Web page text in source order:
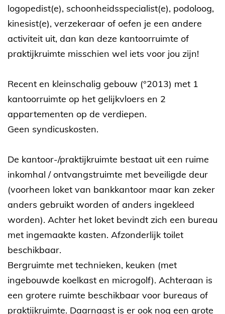
logopedist(e), schoonheidsspecialist(e), podoloog,
kinesist(e), verzekeraar of oefen je een andere
activiteit uit, dan kan deze kantoorruimte of
praktijkruimte misschien wel iets voor jou zijn!
Recent en kleinschalig gebouw (°2013) met 1
kantoorruimte op het gelijkvloers en 2
appartementen op de verdiepen.
Geen syndicuskosten.
De kantoor-/praktijkruimte bestaat uit een ruime
inkomhal / ontvangstruimte met beveiligde deur
(voorheen loket van bankkantoor maar kan zeker
anders gebruikt worden of anders ingekleed
worden). Achter het loket bevindt zich een bureau
met ingemaakte kasten. Afzonderlijk toilet
beschikbaar.
Bergruimte met technieken, keuken (met
ingebouwde koelkast en microgolf). Achteraan is
een grotere ruimte beschikbaar voor bureaus of
praktijkruimte. Daarnaast is er ook nog een grote